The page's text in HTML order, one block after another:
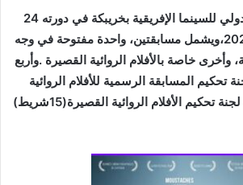
ينعقد المهرجان الدولي للسينما الإفريقية بخريبكة في دورته 24
من 11 إلى 18 ماي 2024،ويشمل مسابقتين، واحدة مفتوحة في وجه
وأخرى خاصة بالأفلام الروائية القصيرة .وأربع
تحكيم المسابقة الرسمية للأفلام الروائية
الطويلة(13شريط)، و لجنة تحكيم الأفلام الروائية القصيرة(15شريط)